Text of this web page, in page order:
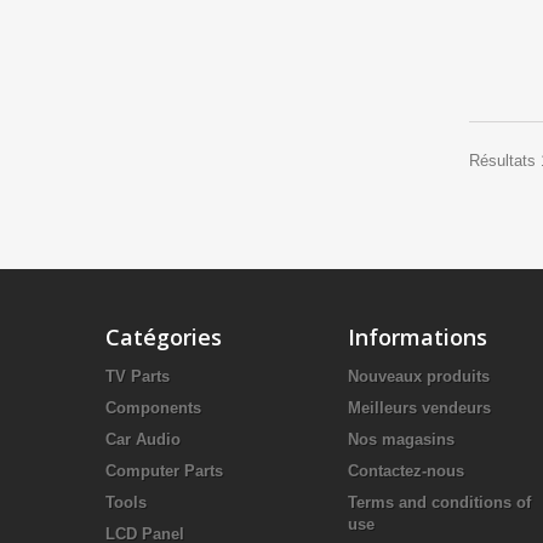
Résultats
Catégories
TV Parts
Components
Car Audio
Computer Parts
Tools
LCD Panel
Informations
Nouveaux produits
Meilleurs vendeurs
Nos magasins
Contactez-nous
Terms and conditions of
use